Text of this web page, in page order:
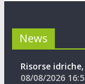
News
Risorse
08/08/2026